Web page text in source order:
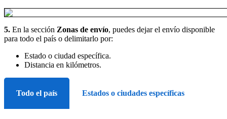
5. En la sección Zonas de envío, puedes dejar el envío disponible
para todo el país o delimitarlo por:
Estado o ciudad específica.
Distancia en kilómetros.
Todo el país Estados o ciudades específicas